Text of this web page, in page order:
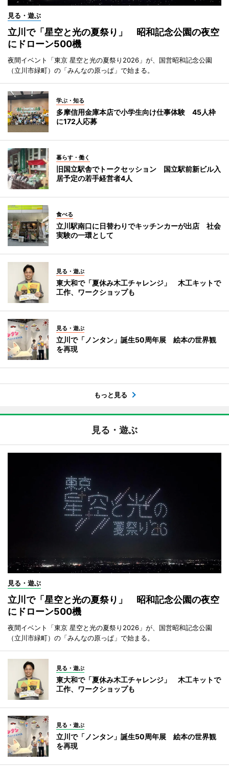
見る・遊ぶ
立川で「星空と光の夏祭り」 昭和記念公園の夜空
にドローン500機
夜間イベント「東京 星空と光の夏祭り2026」が、国営昭和記念公園
（立川市緑町）の「みんなの原っぱ」で始まる。
学ぶ・知る
多摩信用金庫本店で小学生向け仕事体験 45人枠
に172人応募
暮らす・働く
旧国立駅舎でトークセッション 国立駅前新ビル入
居予定の若手経営者4人
食べる
立川駅南口に日替わりでキッチンカーが出店 社会
実験の一環として
見る・遊ぶ
東大和で「夏休み木工チャレンジ」 木工キットで
工作、ワークショップも
見る・遊ぶ
立川で「ノンタン」誕生50周年展 絵本の世界観
を再現
もっと見る
見る・遊ぶ
見る・遊ぶ
立川で「星空と光の夏祭り」 昭和記念公園の夜空
にドローン500機
夜間イベント「東京 星空と光の夏祭り2026」が、国営昭和記念公園
（立川市緑町）の「みんなの原っぱ」で始まる。
見る・遊ぶ
東大和で「夏休み木工チャレンジ」 木工キットで
工作、ワークショップも
見る・遊ぶ
立川で「ノンタン」誕生50周年展 絵本の世界観
を再現